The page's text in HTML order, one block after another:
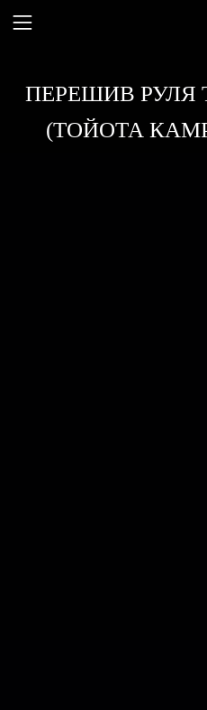
ПЕРЕШИВ РУЛЯ
(ТОЙОТА